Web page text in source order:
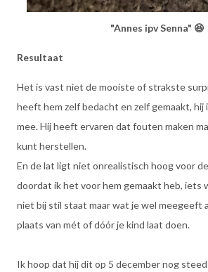
"Annes ipv Senna" 😆
Resultaat
Het is vast niet de mooiste of strakste
heeft hem zelf bedacht en zelf gemaakt, hij
mee. Hij heeft ervaren dat fouten maken
kunt herstellen.
En de lat ligt niet onrealistisch hoog voor
doordat ik het voor hem gemaakt heb, iets
niet bij stil staat maar wat je wel meegeeft
plaats van mét of dóór je kind laat doen.
Ik hoop dat hij dit op 5 december nog